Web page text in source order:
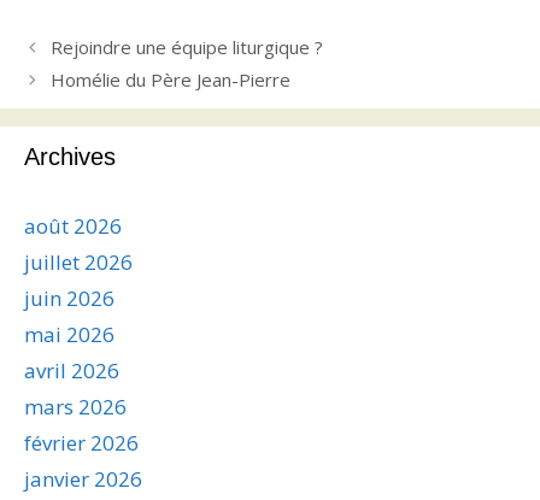
Rejoindre une équipe liturgique ?
Homélie du Père Jean-Pierre
Archives
août 2026
juillet 2026
juin 2026
mai 2026
avril 2026
mars 2026
février 2026
janvier 2026